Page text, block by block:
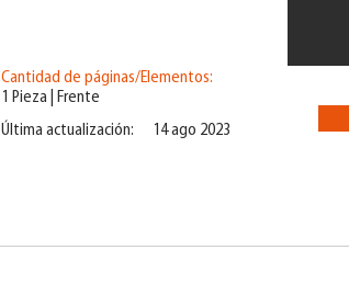
Última actualización:
14 ago 2023
Cantidad de páginas/Elementos:
1 Pieza | Frente